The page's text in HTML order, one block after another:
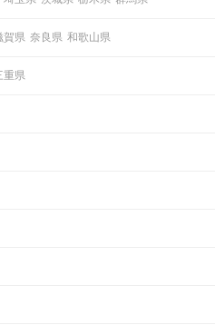
賀県 奈良県 和歌山県
重県